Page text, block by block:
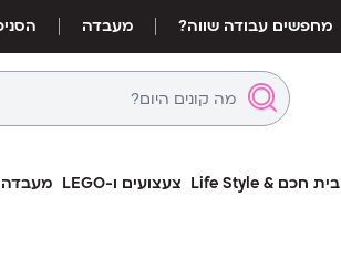
מחפשים עבודה שווה? מעבדה
בית חכם & Life Style צעצועים ו-LEGO מעבדה